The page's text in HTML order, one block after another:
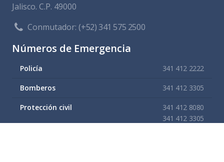
Jalisco. C.P. 49000
Conmutador:(+52) 341 575 2500
Números de Emergencia
Policía 341 412 2222
Bomberos 341 412 3305
Protección civil
341 412 8080
341 412 3305